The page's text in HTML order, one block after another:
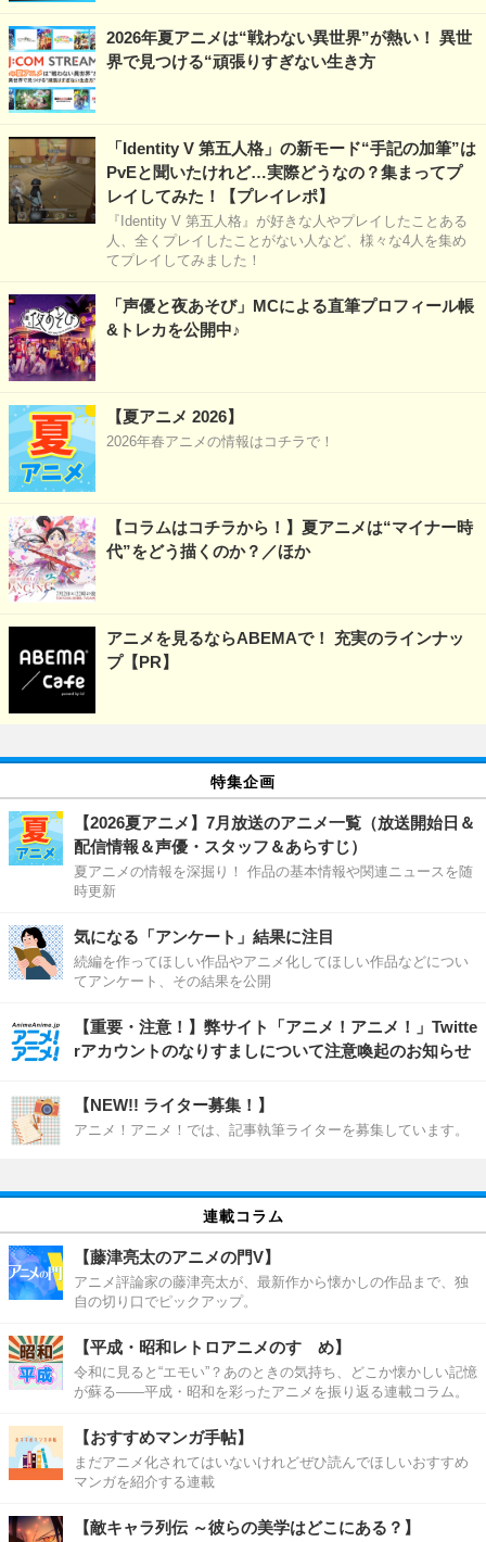
2026年夏アニメは“戦わない異世界”が熱い！ 異世
界で見つける“頑張りすぎない生き方
「Identity V 第五人格」の新モード“手記の加筆”は
PvEと聞いたけれど…実際どうなの？集まってプ
レイしてみた！【プレイレポ】
『Identity V 第五人格』が好きな人やプレイしたことある
人、全くプレイしたことがない人など、様々な4人を集め
てプレイしてみました！
「声優と夜あそび」MCによる直筆プロフィール帳
&トレカを公開中♪
【夏アニメ 2026】
2026年春アニメの情報はコチラで！
【コラムはコチラから！】夏アニメは“マイナー時
代”をどう描くのか？／ほか
アニメを見るならABEMAで！ 充実のラインナッ
プ【PR】
特集企画
【2026夏アニメ】7月放送のアニメ一覧（放送開始日＆
配信情報＆声優・スタッフ＆あらすじ）
夏アニメの情報を深掘り！ 作品の基本情報や関連ニュースを随
時更新
気になる「アンケート」結果に注目
続編を作ってほしい作品やアニメ化してほしい作品などについ
てアンケート、その結果を公開
【重要・注意！】弊サイト「アニメ！アニメ！」Twitte
rアカウントのなりすましについて注意喚起のお知らせ
【NEW!! ライター募集！】
アニメ！アニメ！では、記事執筆ライターを募集しています。
連載コラム
【藤津亮太のアニメの門V】
アニメ評論家の藤津亮太が、最新作から懐かしの作品まで、独
自の切り口でピックアップ。
【平成・昭和レトロアニメのすゝめ】
令和に見ると“エモい”？あのときの気持ち、どこか懐かしい記憶
が蘇る――平成・昭和を彩ったアニメを振り返る連載コラム。
【おすすめマンガ手帖】
まだアニメ化されてはいないけれどぜひ読んでほしいおすすめ
マンガを紹介する連載
【敵キャラ列伝 ～彼らの美学はどこにある？】